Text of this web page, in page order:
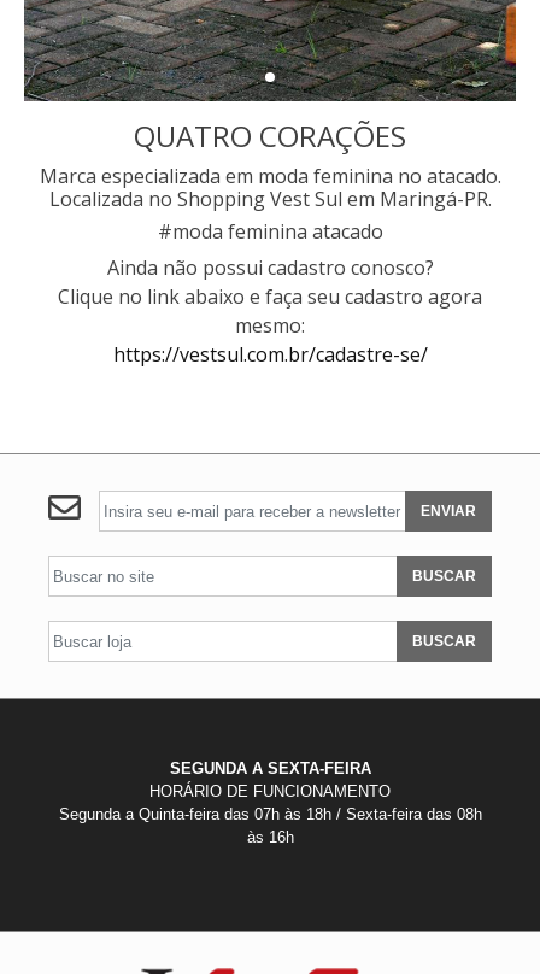
QUATRO CORAÇÕES
Marca especializada em moda feminina no atacado.
Localizada no Shopping Vest Sul em Maringá-PR.
#moda feminina atacado
Ainda não possui cadastro conosco?
Clique no link abaixo e faça seu cadastro agora
mesmo:
https://vestsul.com.br/cadastre-se/
ENVIAR
BUSCAR
BUSCAR
SEGUNDA A SEXTA-FEIRA
HORÁRIO DE FUNCIONAMENTO
Segunda a Quinta-feira das 07h às 18h / Sexta-feira das 08h
às 16h